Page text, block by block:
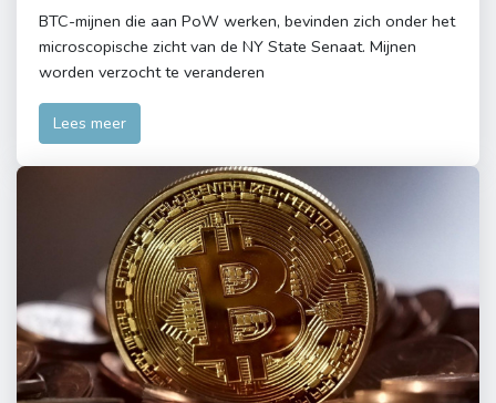
BTC-mijnen die aan PoW werken, bevinden zich onder het
microscopische zicht van de NY State Senaat. Mijnen
worden verzocht te veranderen
Lees meer